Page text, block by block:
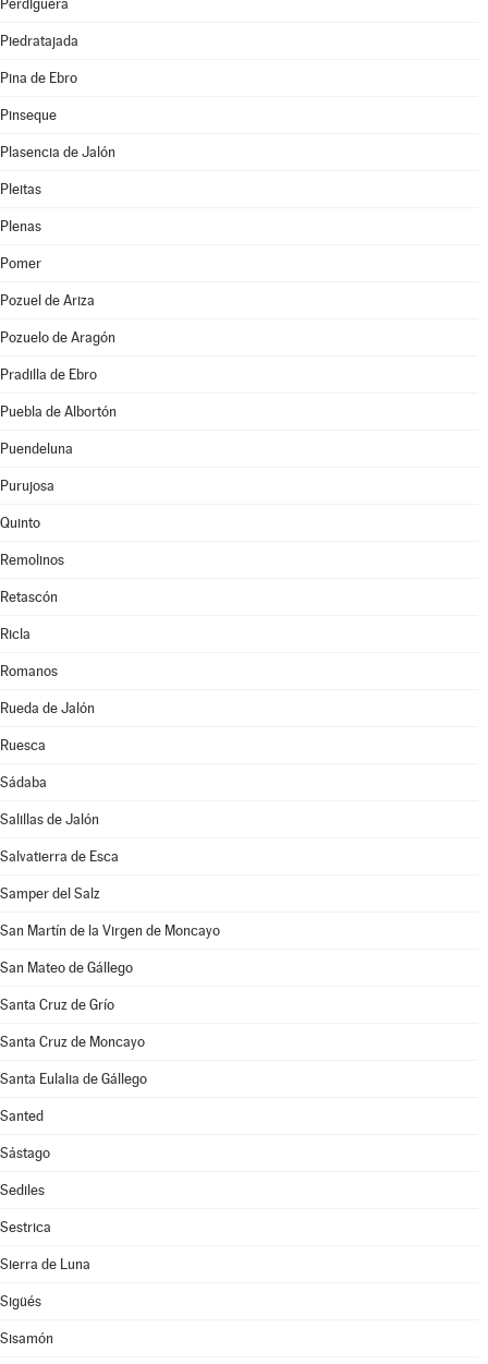
Perdiguera
Piedratajada
Pina de Ebro
Pinseque
Plasencia de Jalón
Pleitas
Plenas
Pomer
Pozuel de Ariza
Pozuelo de Aragón
Pradilla de Ebro
Puebla de Albortón
Puendeluna
Purujosa
Quinto
Remolinos
Retascón
Ricla
Romanos
Rueda de Jalón
Ruesca
Sádaba
Salillas de Jalón
Salvatierra de Esca
Samper del Salz
San Martín de la Virgen de Moncayo
San Mateo de Gállego
Santa Cruz de Grío
Santa Cruz de Moncayo
Santa Eulalia de Gállego
Santed
Sástago
Sediles
Sestrica
Sierra de Luna
Sigüés
Sisamón